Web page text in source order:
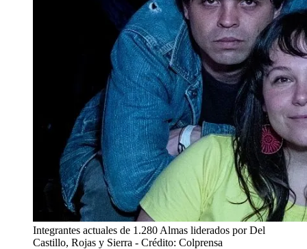
Integrantes actuales de 1.280 Almas liderados por Del
Castillo, Rojas y Sierra - Crédito: Colprensa